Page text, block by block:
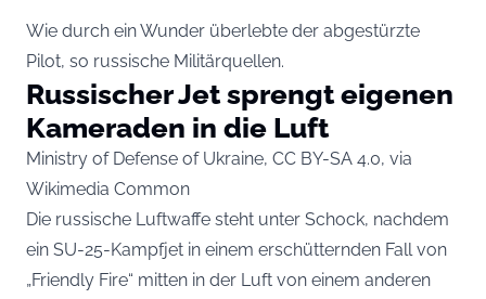
Wie durch ein Wunder überlebte der abgestürzte
Pilot, so russische Militärquellen.
Russischer Jet sprengt eigenen
Kameraden in die Luft
Ministry of Defense of Ukraine, CC BY-SA 4.0, via
Wikimedia Common
Die russische Luftwaffe steht unter Schock, nachdem
ein SU-25-Kampfjet in einem erschütternden Fall von
„Friendly Fire“ mitten in der Luft von einem anderen